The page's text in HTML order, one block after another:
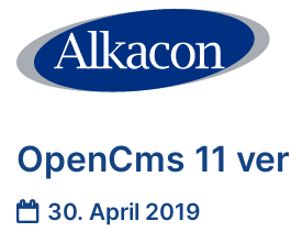
Zum Inhalt springen
OpenCms 11
Datum:
30. April 2019